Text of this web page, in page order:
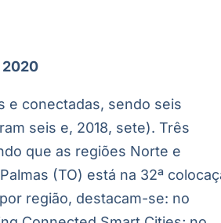
2020
e conectadas, sendo seis
seis e, 2018, sete). Três
que as regiões Norte e
(TO) está na 32ª
região, destacam-se: no